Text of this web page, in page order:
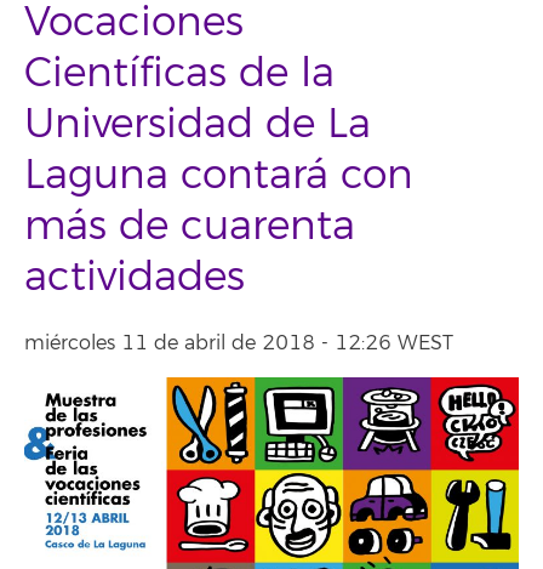
Vocaciones
Científicas de la
Universidad de La
Laguna contará con
más de cuarenta
actividades
miércoles 11 de abril de 2018 - 12:26 WEST